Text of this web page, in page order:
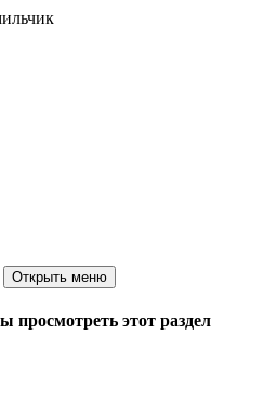
Открыть меню
просмотреть этот раздел